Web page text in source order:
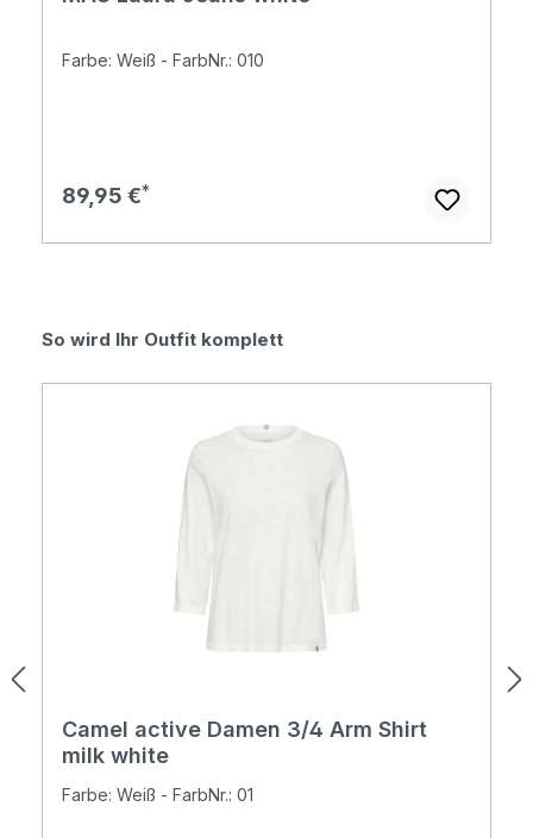
Farbe: Weiß - FarbNr.: 010
Regulärer Preis:
89,95 €
Produktgalerie überspringen
So wird Ihr Outfit komplett
Camel active Damen 3/4 Arm Shirt
milk white
Farbe: Weiß - FarbNr.: 01